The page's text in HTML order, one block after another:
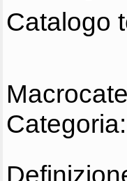
Catalogo
Categoria: